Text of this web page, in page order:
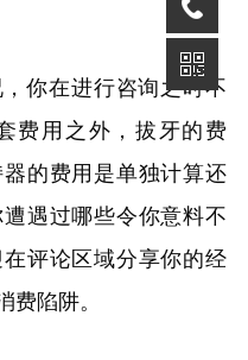
你在进行咨询之时不
费用之外，拔牙的费
的费用是单独计算还
遇过哪些令你意料不
评论区域分享你的经
费陷阱。